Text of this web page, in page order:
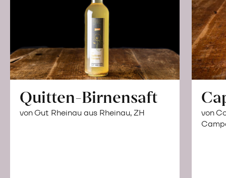
Quitten-Birnensaft
von Gut Rheinau aus Rheinau, ZH
von